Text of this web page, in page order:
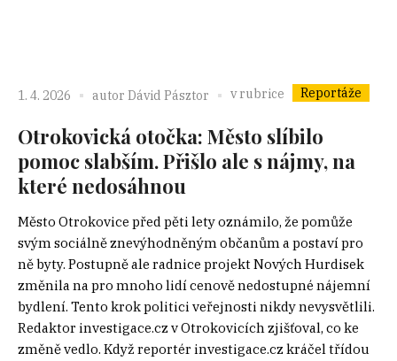
1. 4. 2026 autor Dávid Pásztor v rubrice Reportáže
Otrokovická otočka: Město slíbilo
pomoc slabším. Přišlo ale s nájmy, na
které nedosáhnou
Město Otrokovice před pěti lety oznámilo, že pomůže
svým sociálně znevýhodněným občanům a postaví pro
ně byty. Postupně ale radnice projekt Nových Hurdisek
změnila na pro mnoho lidí cenově nedostupné nájemní
bydlení. Tento krok politici veřejnosti nikdy nevysvětlili.
Redaktor investigace.cz v Otrokovicích zjišťoval, co ke
změně vedlo. Když reportér investigace.cz kráčel třídou